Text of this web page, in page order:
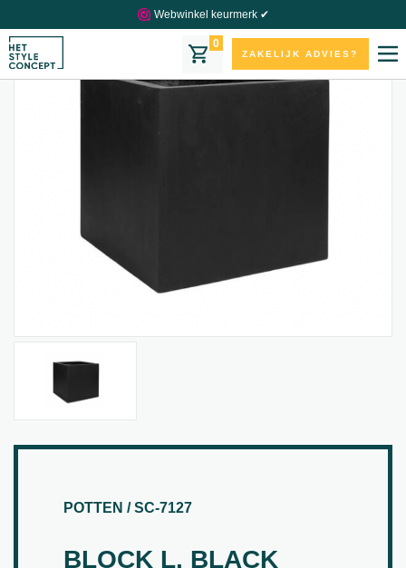
Webwinkel keurmerk ✔
0
ZAKELIJK ADVIES?
POTTEN / SC-7127
BLOCK L, BLACK